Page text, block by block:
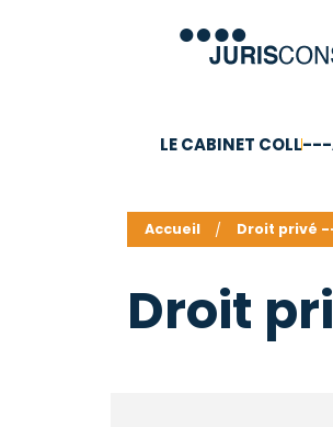
LE CABINET COLL---
Accueil Droit privé
Droit